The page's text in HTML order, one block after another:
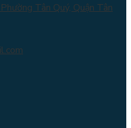
Tân Quý, Quận Tân